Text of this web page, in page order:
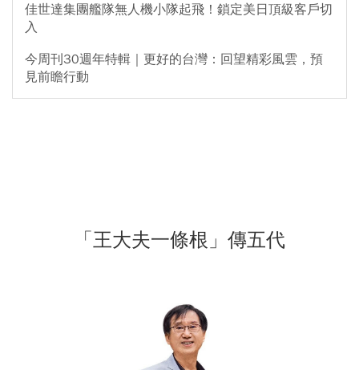
佳世達集團艦隊無人機小隊起飛！鎖定美日頂級客戶切
入
今周刊30週年特輯｜更好的台灣：回望精彩風雲，預
見前瞻行動
「王大夫一條根」傳五代